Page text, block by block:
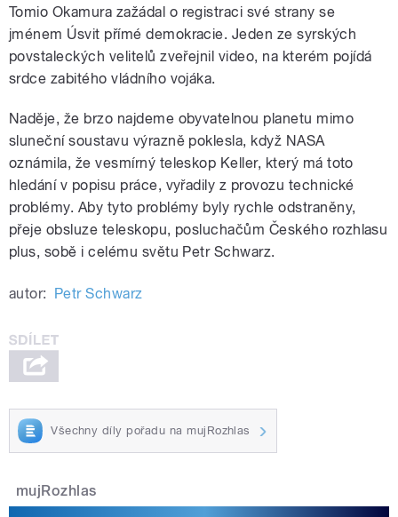
Tomio Okamura zažádal o registraci své strany se
jménem Úsvit přímé demokracie. Jeden ze syrských
povstaleckých velitelů zveřejnil video, na kterém pojídá
srdce zabitého vládního vojáka.
Naděje, že brzo najdeme obyvatelnou planetu mimo
sluneční soustavu výrazně poklesla, když NASA
oznámila, že vesmírný teleskop Keller, který má toto
hledání v popisu práce, vyřadily z provozu technické
problémy. Aby tyto problémy byly rychle odstraněny,
přeje obsluze teleskopu, posluchačům Českého rozhlasu
plus, sobě i celému světu Petr Schwarz.
autor: Petr Schwarz
Všechny díly pořadu na mujRozhlas
mujRozhlas